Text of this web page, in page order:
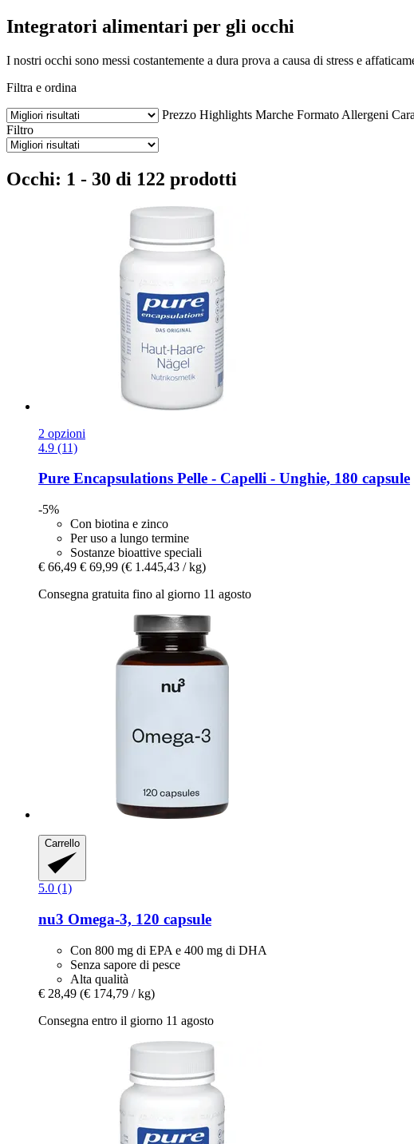
Integratori alimentari per gli occhi
I nostri occhi sono messi costantemente a dura prova a causa di stress e
Filtra e ordina
Prezzo Highlights Marche Formato Allergeni
Filtro
Occhi: 1 - 30 di 122 prodotti
2 opzioni
4.9 (11)
Pure Encapsulations Pelle -​ Capelli -​ Unghie, 180 capsule
-5%
Con biotina e zinco
Per uso a lungo termine
Sostanze bioattive speciali
€ 66,49 € 69,99 (€ 1.445,43 / kg)
Consegna gratuita fino al giorno 11 agosto
Carrello
5.0 (1)
nu3 Omega-​3, 120 capsule
Con 800 mg di EPA e 400 mg di DHA
Senza sapore di pesce
Alta qualità
€ 28,49 (€ 174,79 / kg)
Consegna entro il giorno 11 agosto